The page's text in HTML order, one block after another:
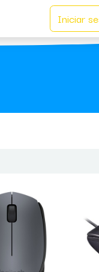
Iniciar